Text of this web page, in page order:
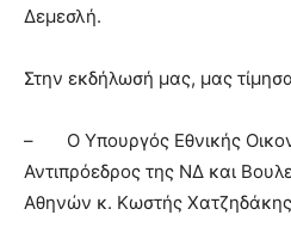
Δεμεσλή.
Στην εκδήλωσή μας, μας
– Ο Υπουργός Εθνικής
Αντιπρόεδρος της ΝΔ και
Αθηνών κ. Κωστής